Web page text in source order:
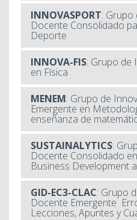
INNOVASPORT: Grupo
Docente Consolidado
Deporte
INNOVA-FIS: Grupo de
en Física
MENEM: Grupo de
Emergente en
enseñanza de
SUSTAINALYTICS:
Docente Consolidado
Business Development
GID-EC3-CLAC: Grupo
Docente Emergente
Lecciones, Apuntes y